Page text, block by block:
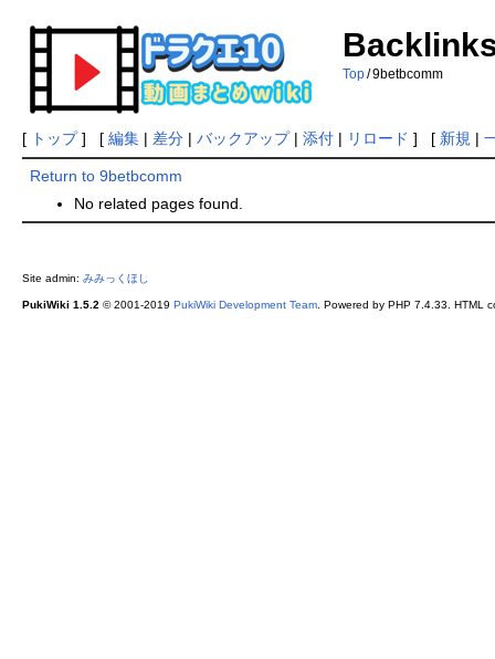
Top /9betbcomm
[ トップ] [ 編集| 差分| バックアップ| 添付| リロード ] [ 新規 |
Return to 9betbcomm
No related pages found.
Site admin: みみっくほし
PukiWiki 1.5.2 © 2001-2019 PukiWiki Development Team. Powered by PHP 7.4.33. HTML